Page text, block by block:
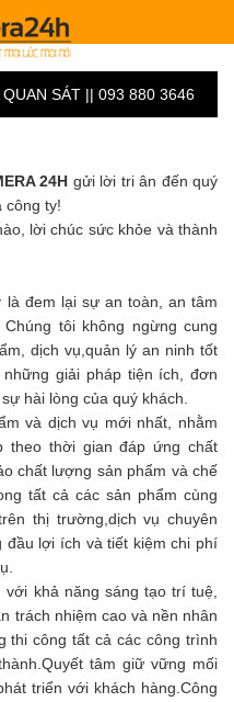
SÁT || 093 880 3646
24H gửi lời tri ân đến quý
công ty!
lời chúc sức khỏe và thành
đem lại sự an toàn, an tâm
tôi không ngừng cung
dịch vụ,quản lý an ninh tốt
giải pháp tiện ích, đơn
hài lòng của quý khách.
và dịch vụ mới nhất, nhằm
thời gian đáp ứng chất
chất lượng sản phẩm và chế
tất cả các sản phẩm cùng
thị trường,dịch vụ chuyên
đầu lợi ích và tiết kiệm chi phí
với khả năng sáng tạo trí tuệ,
trách nhiệm cao và nền nhân
thi công tất cả các công trình
tâm giữ vững mối
triển với khách hàng.Công